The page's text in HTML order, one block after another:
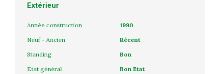
Extérieur
Année construction
1990
Neuf - Ancien
Récent
Standing
Bon
Etat général
Bon Etat